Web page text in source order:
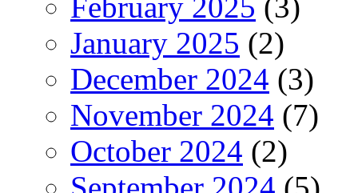
January 2025 (2)
December 2024 (3)
November 2024 (7)
October 2024 (2)